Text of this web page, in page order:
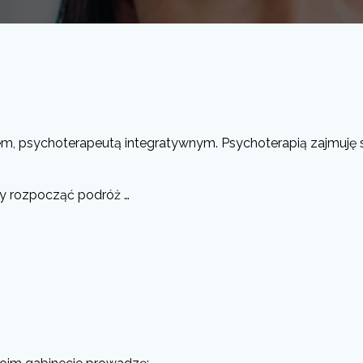
psychoterapeutą integratywnym. Psychoterapią zajmuję
rozpocząć podróż …